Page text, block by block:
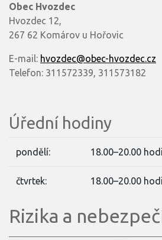
Obec Hvozdec
Hvozdec 12,
267 62 Komárov u Hořovic
E-mail: hvozdec@obec-hvozdec.cz
Telefon: 311572339, 311573182
Úřední hodiny
pondělí: 18.00–20.00
čtvrtek: 18.00–20.00
Rizika a